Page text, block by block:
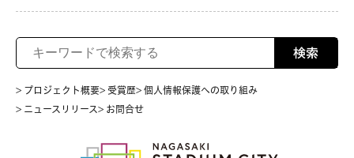
検索
> プロジェクト概要> 受賞歴> 個人情報保護への取り組み
> ニュースリリース> お問合せ